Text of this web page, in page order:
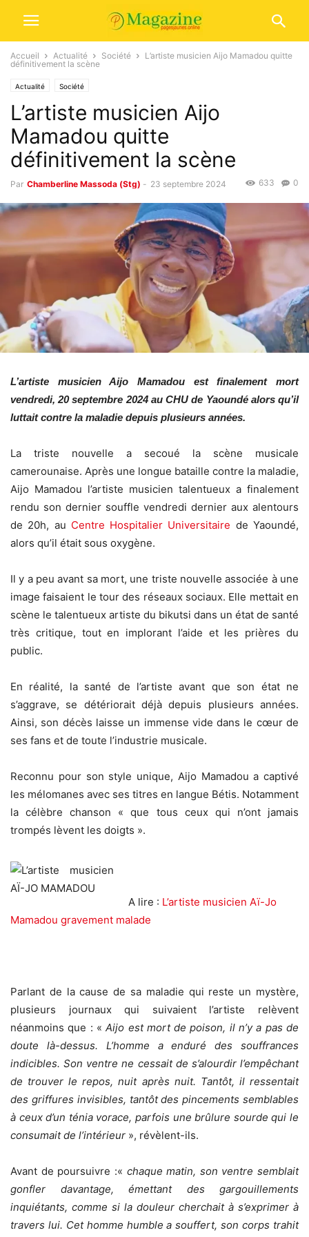
Accueil Actualité Société
L’artiste musicien Aijo Mamadou quitte
définitivement la scène
Actualité Société
L’artiste musicien Aijo
Mamadou quitte
définitivement la scène
Par Chamberline Massoda (Stg) - 23 septembre 2024 0
633
L’artiste musicien Aijo Mamadou est finalement mort
vendredi, 20 septembre 2024 au CHU de Yaoundé alors qu’il
luttait contre la maladie depuis plusieurs années.
La triste nouvelle a secoué la scène musicale
camerounaise. Après une longue bataille contre la maladie,
Aijo Mamadou l’artiste musicien talentueux a finalement
rendu son dernier souffle vendredi dernier aux alentours
de 20h, au Centre Hospitalier Universitaire de Yaoundé,
alors qu’il était sous oxygène.
Il y a peu avant sa mort, une triste nouvelle associée à une
image faisaient le tour des réseaux sociaux. Elle mettait en
scène le talentueux artiste du bikutsi dans un état de santé
très critique, tout en implorant l’aide et les prières du
public.
En réalité, la santé de l’artiste avant que son état ne
s’aggrave, se détériorait déjà depuis plusieurs années.
Ainsi, son décès laisse un immense vide dans le cœur de
ses fans et de toute l’industrie musicale.
Reconnu pour son style unique, Aijo Mamadou a captivé
les mélomanes avec ses titres en langue Bétis. Notamment
la célèbre chanson « que tous ceux qui n’ont jamais
trompés lèvent les doigts ».
A lire : L’artiste musicien Aï-Jo
Mamadou gravement malade
Parlant de la cause de sa maladie qui reste un mystère,
plusieurs journaux qui suivaient l’artiste relèvent
néanmoins que : «Aijo est mort de poison, il n’y a pas de
doute là-dessus. L’homme a enduré des souffrances
indicibles. Son ventre ne cessait de s’alourdir l’empêchant
de trouver le repos, nuit après nuit. Tantôt, il ressentait
des griffures invisibles, tantôt des pincements semblables
à ceux d’un ténia vorace, parfois une brûlure sourde qui le
consumait de l’intérieur », révèlent-ils.
Avant de poursuivre :« chaque matin, son ventre semblait
gonfler davantage, émettant des gargouillements
inquiétants, comme si la douleur cherchait à s’exprimer à
travers lui. Cet homme humble a souffert, son corps trahit